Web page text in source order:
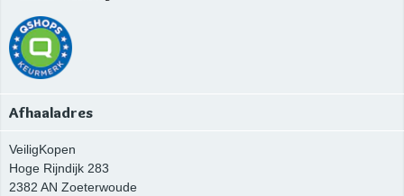
Afhaaladres
VeiligKopen
Hoge Rijndijk 283
2382 AN Zoeterwoude